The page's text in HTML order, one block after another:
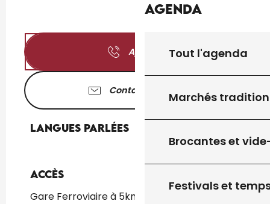
Agenda
Tout l'agenda
Marchés
Brocantes et
Festivals et
Appeler
Contactez-nous
Langues parlées
Langues parlées
Accès
Accès
Gare Ferroviaire à 5km